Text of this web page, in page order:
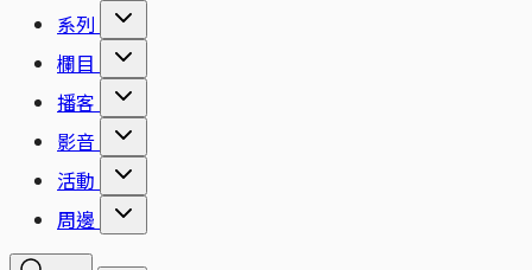
系列
欄目
播客
影音
活動
周邊